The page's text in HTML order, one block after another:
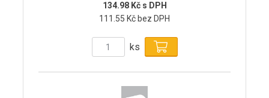
134.98 Kč s DPH
111.55 Kč bez DPH
ks